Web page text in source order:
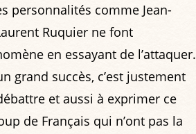
personnalités comme Jean-
Ruquier ne font
en essayant de l’attaquer.
grand succès, c’est justement
et aussi à exprimer ce
de Français qui n’ont pas la